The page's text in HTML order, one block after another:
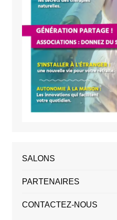
SALONS
PARTENAIRES
CONTACTEZ-NOUS